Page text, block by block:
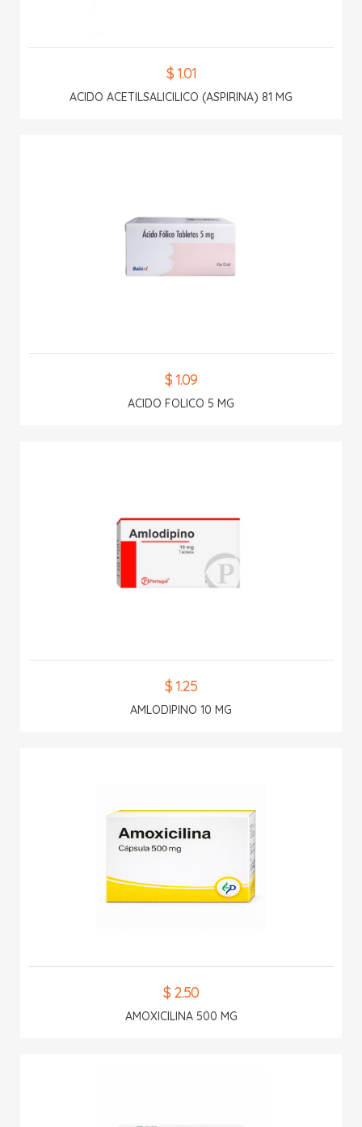
$ 1.01
ACIDO ACETILSALICILICO (ASPIRINA) 81 MG
$ 1.09
ACIDO FOLICO 5 MG
$ 1.25
AMLODIPINO 10 MG
$ 2.50
AMOXICILINA 500 MG